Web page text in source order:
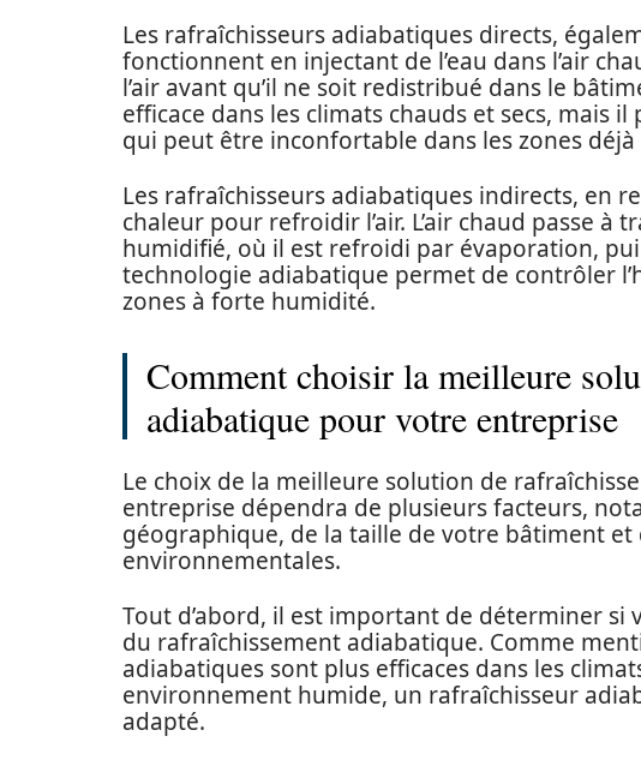
Les rafraîchisseurs adiabatiques directs,
fonctionnent en injectant de l’eau dans l’air
l’air avant qu’il ne soit redistribué dans le
efficace dans les climats chauds et secs, mais il
qui peut être inconfortable dans les zones
Les rafraîchisseurs adiabatiques indirects, en
chaleur pour refroidir l’air. L’air chaud passe à
humidifié, où il est refroidi par évaporation,
technologie adiabatique permet de contrôler
zones à forte humidité.
Comment choisir la meilleure
adiabatique pour votre entreprise
Le choix de la meilleure solution de
entreprise dépendra de plusieurs facteurs,
géographique, de la taille de votre bâtiment et
environnementales.
Tout d’abord, il est important de déterminer si
du rafraîchissement adiabatique. Comme
adiabatiques sont plus efficaces dans les
environnement humide, un rafraîchisseur
adapté.